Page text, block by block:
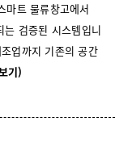
트 물류창고에서
검증된 시스템입니
업까지 기존의 공간
기)